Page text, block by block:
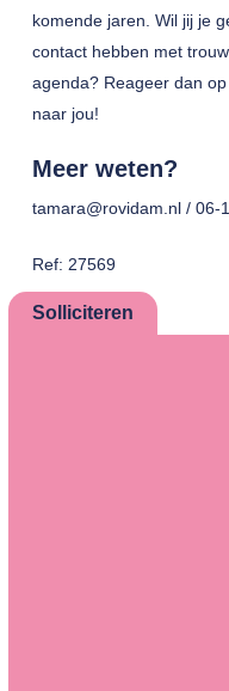
komende jaren. Wil jij je
contact hebben met
agenda? Reageer dan
naar jou!
Meer weten?
tamara@rovidam.nl / 06-
Ref: 27569
Solliciteren